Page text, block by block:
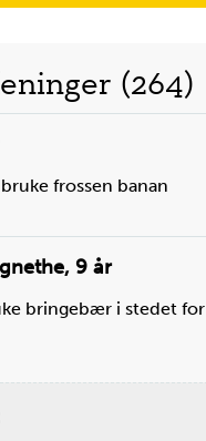
(264)
frossen banan
, 9 år
bringebær i stedet for